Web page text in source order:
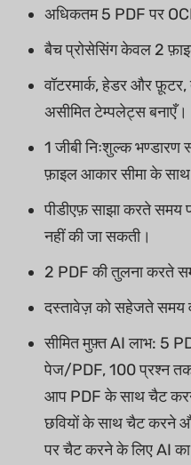
अधिकतम 5 PDF पर
बैच प्रोसेसिंग केवल 2
वॉटरमार्क, हेडर और फ़ूटर,
असीमित टेम्पलेट्स बनाएँ।
1 जीबी निःशुल्क भण्डारण
फ़ाइल आकार सीमा के
पीडीएफ़ साझा करते समय
नहीं की जा सकती।
2 PDF की तुलना करते
दस्तावेज़ को सहेजते समय
सीमित मुफ़्त AI लाभ: 5
पेज/PDF, 100 प्रश्न
आप PDF के साथ चैट
छवियों के साथ चैट करने
पर चैट करने के लिए AI